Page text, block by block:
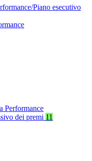
Piano esecutivo
Performance
dei premi 11